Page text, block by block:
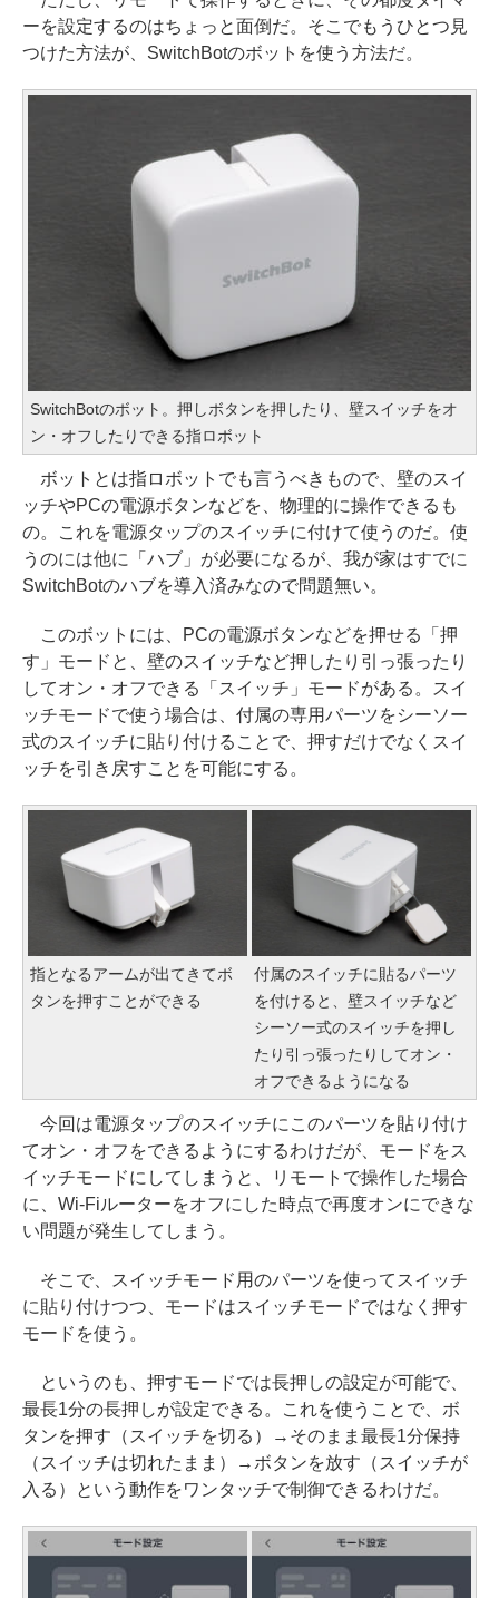
ーを設定するのはちょっと面倒だ。そこでもうひとつ見
つけた方法が、SwitchBotのボットを使う方法だ。
SwitchBotのボット。押しボタンを押したり、壁スイッチをオ
ン・オフしたりできる指ロボット
ボットとは指ロボットでも言うべきもので、壁のスイ
ッチやPCの電源ボタンなどを、物理的に操作できるも
の。これを電源タップのスイッチに付けて使うのだ。使
うのには他に「ハブ」が必要になるが、我が家はすでに
SwitchBotのハブを導入済みなので問題無い。
このボットには、PCの電源ボタンなどを押せる「押
す」モードと、壁のスイッチなど押したり引っ張ったり
してオン・オフできる「スイッチ」モードがある。スイ
ッチモードで使う場合は、付属の専用パーツをシーソー
式のスイッチに貼り付けることで、押すだけでなくスイ
ッチを引き戻すことを可能にする。
指となるアームが出てきてボ
タンを押すことができる
付属のスイッチに貼るパーツ
を付けると、壁スイッチなど
シーソー式のスイッチを押し
たり引っ張ったりしてオン・
オフできるようになる
今回は電源タップのスイッチにこのパーツを貼り付け
てオン・オフをできるようにするわけだが、モードをス
イッチモードにしてしまうと、リモートで操作した場合
に、Wi-Fiルーターをオフにした時点で再度オンにできな
い問題が発生してしまう。
そこで、スイッチモード用のパーツを使ってスイッチ
に貼り付けつつ、モードはスイッチモードではなく押す
モードを使う。
というのも、押すモードでは長押しの設定が可能で、
最長1分の長押しが設定できる。これを使うことで、ボ
タンを押す（スイッチを切る）→そのまま最長1分保持
（スイッチは切れたまま）→ボタンを放す（スイッチが
入る）という動作をワンタッチで制御できるわけだ。